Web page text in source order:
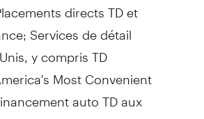
directs TD et
Services de détail
y compris TD
Most Convenient
auto TD aux